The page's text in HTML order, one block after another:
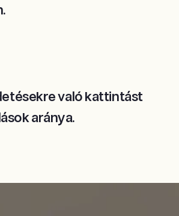
való kattintást
aránya.